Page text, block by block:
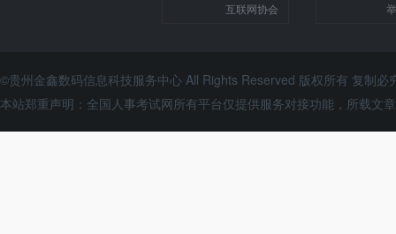
互联网协会
©贵州金鑫数码信息科技服务中心 All Rights Reserved 版权所有 复制必
本站郑重声明：全国人事考试网所有平台仅提供服务对接功能，所载文